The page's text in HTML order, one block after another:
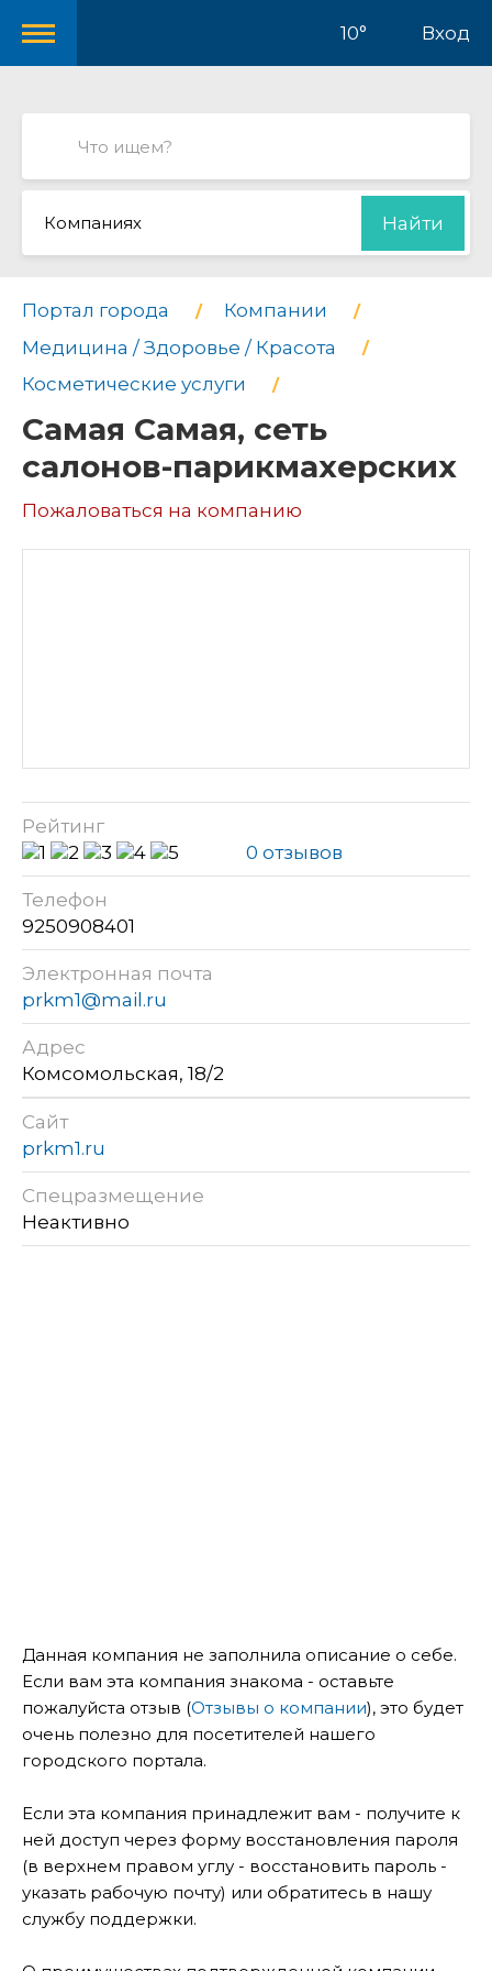
10° Вход
Компаниях Найти
Портал города
Компании
Медицина / Здоровье / Красота
Косметические услуги
Самая Самая, сеть
салонов-парикмахерских
Пожаловаться на компанию
Рейтинг
0 отзывов
Телефон
9250908401
Электронная почта
prkm1@mail.ru
Адрес
Комсомольская, 18/2
Сайт
prkm1.ru
Спецразмещение
Неактивно
Данная компания не заполнила описание о себе.
Если вам эта компания знакома - оставьте
пожалуйста отзыв (Отзывы о компании), это будет
очень полезно для посетителей нашего
городского портала.
Если эта компания принадлежит вам - получите к
ней доступ через форму восстановления пароля
(в верхнем правом углу - восстановить пароль -
указать рабочую почту) или обратитесь в нашу
службу поддержки.